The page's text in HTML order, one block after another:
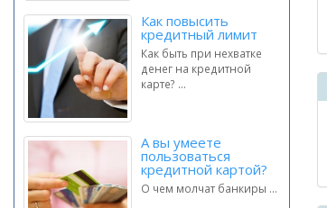
Как повысить
кредитный лимит
Как быть при нехватке
денег на кредитной
карте? ...
А вы умеете
пользоваться
кредитной картой?
О чем молчат банкиры ...